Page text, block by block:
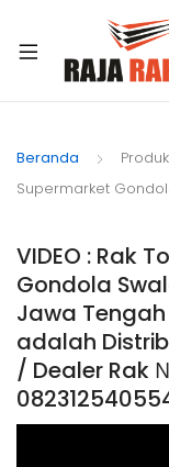
Beranda
Supermarket
VIDEO : Rak
Gondola
Jawa Tengah
adalah
/ Dealer Rak